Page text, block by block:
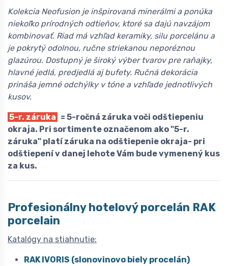
Kolekcia Neofusion je inšpirovaná minerálmi a ponúka
niekoľko prírodných odtieňov, ktoré sa dajú navzájom
kombinovať. Riad má vzhľad keramiky, silu porcelánu a
je pokrytý odolnou, ručne striekanou neporéznou
glazúrou. Dostupný je široký výber tvarov pre raňajky,
hlavné jedlá, predjedlá aj bufety. Ručná dekorácia
prináša jemné odchýlky v tóne a vzhľade jednotlivých
kusov.
5-r. záruka = 5-ročná záruka voči odštiepeniu
okraja. Pri sortimente označenom ako "5-r.
záruka" platí záruka na odštiepenie okraja- pri
odštiepení v danej lehote Vám bude vymenený kus
za kus.
Profesionálny hotelový porcelán RAK
porcelain
Katalógy na stiahnutie:
RAK IVORIS (slonovinovo biely procelán)